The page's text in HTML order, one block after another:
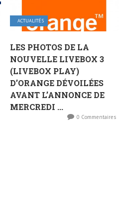
ACTUALITÉS
LES PHOTOS DE LA
NOUVELLE LIVEBOX 3
(LIVEBOX PLAY)
D’ORANGE DÉVOILÉES
AVANT L’ANNONCE DE
MERCREDI ...
0 Commentaires